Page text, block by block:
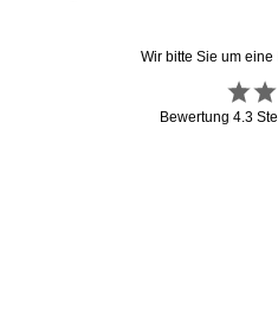
Wir bitte Sie um
Bewertung 4.3